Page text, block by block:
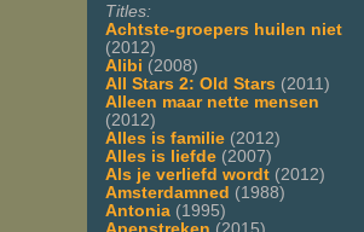
Titles:
Achtste-groepers huilen niet
(2012)
Alibi (2008)
All Stars 2: Old Stars (2011)
Alleen maar nette mensen
(2012)
Alles is familie (2012)
Alles is liefde (2007)
Als je verliefd wordt (2012)
Amsterdamned (1988)
Antonia (1995)